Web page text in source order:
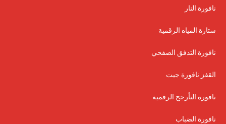
نافورة النار
ستارة المياه الرقمية
نافورة التدفق الصفحي
القفز نافورة جيت
نافورة التأرجح الرقمية
نافورة الضباب